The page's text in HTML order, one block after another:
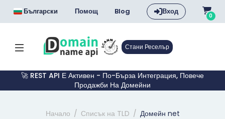
Български Помощ Blog Вход 0
Стани Реселър
🚀 REST API Е Активен - По-Бърза Интеграция, Повече
Продажби На Домейни
Начало Списък на TLD Домейн net